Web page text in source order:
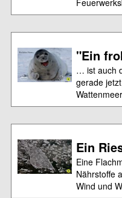
"Ein
… ist auch
gerade
Ein
Eine
Nährstoffe
Wind und